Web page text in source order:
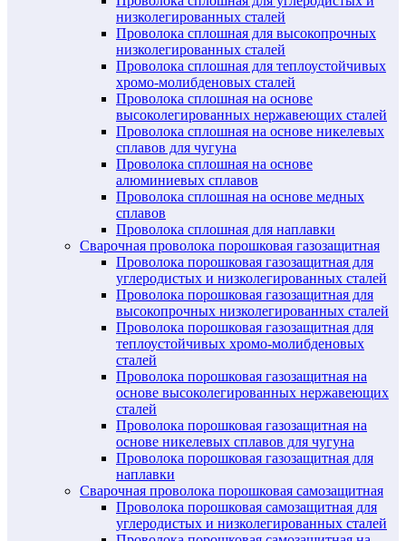
низколегированных сталей
Проволока сплошная для высокопрочных
низколегированных сталей
Проволока сплошная для теплоустойчивых
хромо-молибденовых сталей
Проволока сплошная на основе
высоколегированных нержавеющих сталей
Проволока сплошная на основе никелевых
сплавов для чугуна
Проволока сплошная на основе
алюминиевых сплавов
Проволока сплошная на основе медных
сплавов
Проволока сплошная для наплавки
Сварочная проволока порошковая газозащитная
Проволока порошковая газозащитная для
углеродистых и низколегированных сталей
Проволока порошковая газозащитная для
высокопрочных низколегированных сталей
Проволока порошковая газозащитная для
теплоустойчивых хромо-молибденовых
сталей
Проволока порошковая газозащитная на
основе высоколегированных нержавеющих
сталей
Проволока порошковая газозащитная на
основе никелевых сплавов для чугуна
Проволока порошковая газозащитная для
наплавки
Сварочная проволока порошковая самозащитная
Проволока порошковая самозащитная для
углеродистых и низколегированных сталей